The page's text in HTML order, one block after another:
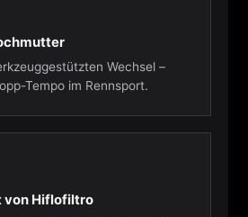
Wechsel –
Tempo im Rennsport.
von Hiflofiltro